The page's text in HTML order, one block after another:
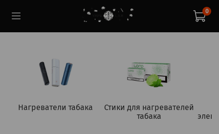
0
Нагреватели табака
Стики для нагревателей
табака